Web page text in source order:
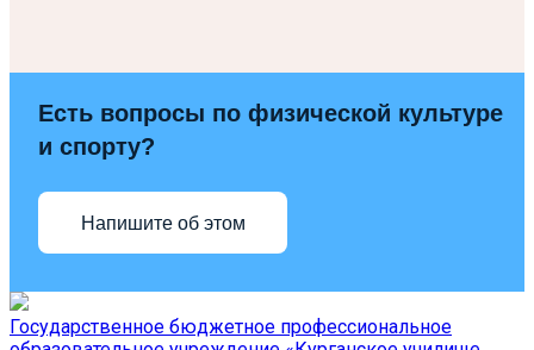
Есть вопросы по физической культуре
и спорту?
Напишите об этом
Государственное бюджетное профессиональное